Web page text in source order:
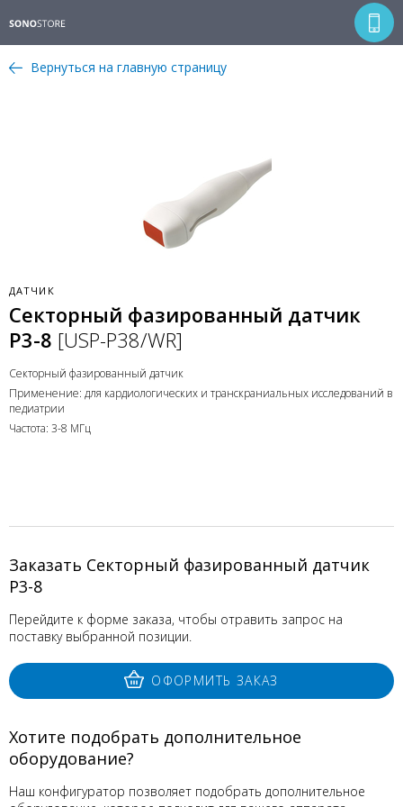
Вернуться на главную страницу
ДАТЧИК
Секторный фазированный датчик
P3-8 [USP-P38/WR]
Секторный фазированный датчик
Применение: для кардиологических и транскраниальных исследований в
педиатрии
Частота: 3-8 МГц
Заказать Секторный фазированный датчик
P3-8
Перейдите к форме заказа, чтобы отравить запрос на
поставку выбранной позиции.
ОФОРМИТЬ ЗАКАЗ
Хотите подобрать дополнительное
оборудование?
Наш конфигуратор позволяет подобрать дополнительное